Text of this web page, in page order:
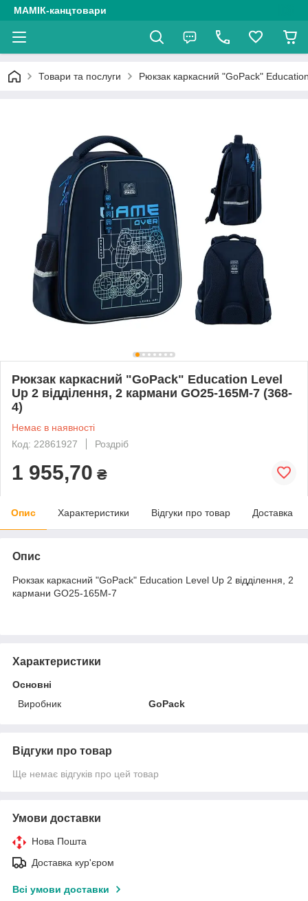
МАМІК-канцтовари
Товари та послуги Рюкзак каркасний "GoPack"
Рюкзак каркасний "GoPack" Education Level
Up 2 відділення, 2 кармани GO25-165M-7 (368-
4)
Немає в наявності
Код: 22861927
Роздріб
1 955,70 ₴
Опис Характеристики Відгуки про товар Доставка
Опис
Рюкзак каркасний "GoPack" Education Level Up 2 відділення, 2
кармани GO25-165M-7
Характеристики
Основні
Виробник
GoPack
Відгуки про товар
Ще немає відгуків про цей товар
Умови доставки
Нова Пошта
Доставка кур'єром
Всі умови доставки